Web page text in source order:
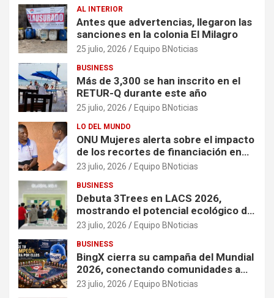
AL INTERIOR
Antes que advertencias, llegaron las
sanciones en la colonia El Milagro
25 julio, 2026 Equipo BNoticias
BUSINESS
Más de 3,300 se han inscrito en el
RETUR-Q durante este año
25 julio, 2026 Equipo BNoticias
LO DEL MUNDO
ONU Mujeres alerta sobre el impacto
de los recortes de financiación en
organizaciones que apoyan a
crisis
23 julio, 2026 Equipo BNoticias
BUSINESS
Debuta 3Trees en LACS 2026,
mostrando el potencial ecológico de
China en América
23 julio, 2026 Equipo BNoticias
BUSINESS
BingX cierra su campaña del Mundial
2026, conectando comunidades a
través de experiencias exclusivas
23 julio, 2026 Equipo BNoticias